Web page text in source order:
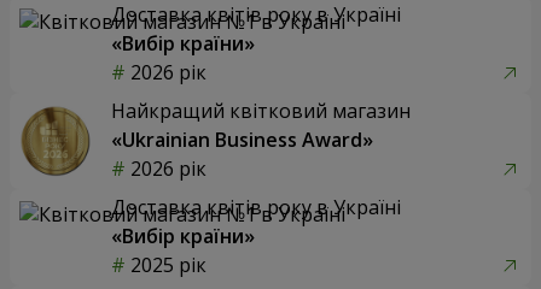
Доставка квітів року в Україні
«Вибір країни»
2026 рік
Найкращий квітковий магазин
«Ukrainian Business Award»
2026 рік
Доставка квітів року в Україні
«Вибір країни»
2025 рік